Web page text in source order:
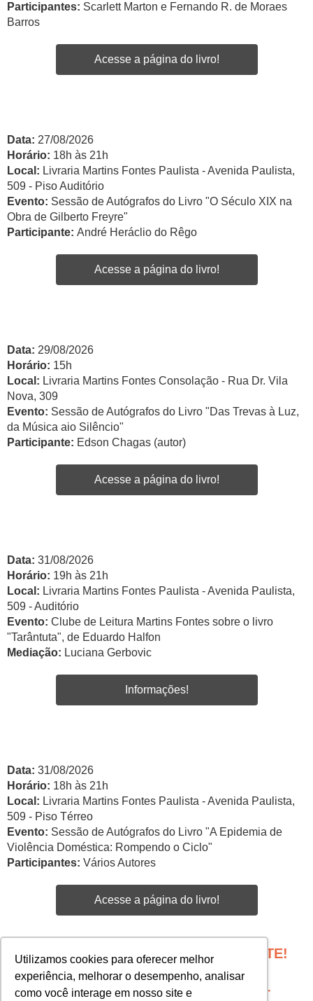
Utilizamos cookies para oferecer melhor
experiência, melhorar o desempenho, analisar
como você interage em nosso site e
Participantes: Scarlett Marton e Fernando R. de Moraes
Barros
Acesse a página do livro!
Data: 27/08/2026
Horário: 18h às 21h
Local: Livraria Martins Fontes Paulista - Avenida Paulista,
509 - Piso Auditório
Evento: Sessão de Autógrafos do Livro "O Século XIX na
Obra de Gilberto Freyre"
Participante: André Heráclio do Rêgo
Acesse a página do livro!
Data: 29/08/2026
Horário: 15h
Local: Livraria Martins Fontes Consolação - Rua Dr. Vila
Nova, 309
Evento: Sessão de Autógrafos do Livro "Das Trevas à Luz,
da Música aio Silêncio"
Participante: Edson Chagas (autor)
Acesse a página do livro!
Data: 31/08/2026
Horário: 19h às 21h
Local: Livraria Martins Fontes Paulista - Avenida Paulista,
509 - Auditório
Evento: Clube de Leitura Martins Fontes sobre o livro
"Tarântuta", de Eduardo Halfon
Mediação: Luciana Gerbovic
Informações!
Data: 31/08/2026
Horário: 18h às 21h
Local: Livraria Martins Fontes Paulista - Avenida Paulista,
509 - Piso Térreo
Evento: Sessão de Autógrafos do Livro "A Epidemia de
Violência Doméstica: Rompendo o Ciclo"
Participantes: Vários Autores
Acesse a página do livro!
PROGRAME SEU EVENTO COM A GENTE!
Edgar Santos -
esantos@martinsfontespaulista.com.br